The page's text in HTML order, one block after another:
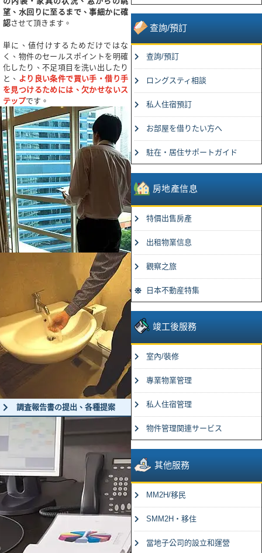
查詢/預訂
查詢/預訂
ロングスティ相談
私人住宿預訂
お部屋を借りたい方へ
駐在・居住サポートガイド
房地產信息
特價出售房產
出租物業信息
觀察之旅
日本不動産特集
竣工後服務
室內/裝修
專業物業管理
私人住宿管理
物件管理関連サービス
其他服務
MM2H/移民
SMM2H・移住
當地子公司的設立和運營
望、水回りに至るまで、事細かに確
認させて頂きます。
単に、値付けするためだけではな
く、物件のセールスポイントを明確
化したり、不足項目を洗い出したり
と、 より良い条件で買い手・借り手
を見つけるためには、欠かせないス
テップです。
調査報告書の提出、各種提案